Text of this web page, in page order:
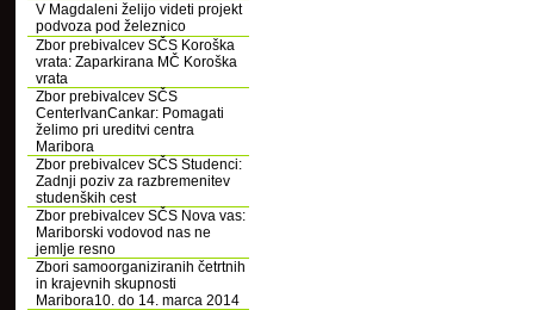
V Magdaleni želijo videti projekt
podvoza pod železnico
Zbor prebivalcev SČS Koroška
vrata: Zaparkirana MČ Koroška
vrata
Zbor prebivalcev SČS
CenterIvanCankar: Pomagati
želimo pri ureditvi centra
Maribora
Zbor prebivalcev SČS Studenci:
Zadnji poziv za razbremenitev
studenških cest
Zbor prebivalcev SČS Nova vas:
Mariborski vodovod nas ne
jemlje resno
Zbori samoorganiziranih četrtnih
in krajevnih skupnosti
Maribora10. do 14. marca 2014